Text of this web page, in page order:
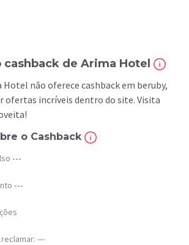
de Arima Hotel
não oferece cashback em beruby,
ofertas incríveis dentro do site. Visita
o Cashback
---
---
---